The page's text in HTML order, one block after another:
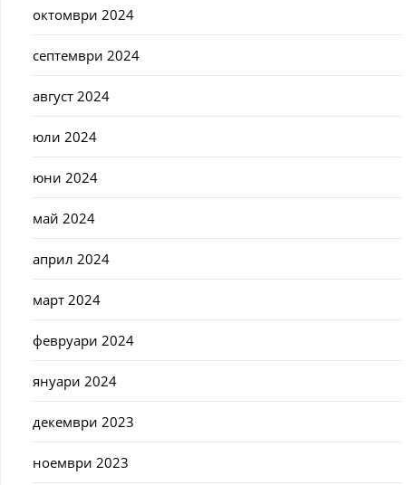
октомври 2024
септември 2024
август 2024
юли 2024
юни 2024
май 2024
април 2024
март 2024
февруари 2024
януари 2024
декември 2023
ноември 2023